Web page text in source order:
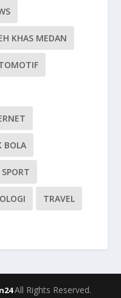
KHAS MEDAN
BOLA
SPORT
TRAVEL
All Rights Reserved.